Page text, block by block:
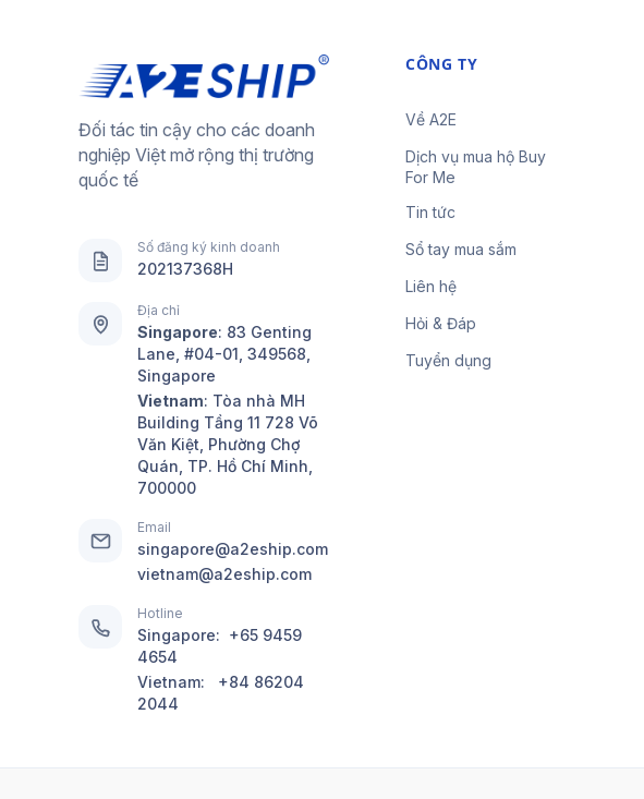
Đối tác tin cậy cho các doanh
nghiệp Việt mở rộng thị trường
quốc tế
Số đăng ký kinh doanh
202137368H
Địa chỉ
Singapore: 83 Genting
Lane, #04-01, 349568,
Singapore
Vietnam: Tòa nhà MH
Building Tầng 11 728 Võ
Văn Kiệt, Phường Chợ
Quán, TP. Hồ Chí Minh,
700000
Email
singapore@a2eship.com
vietnam@a2eship.com
Hotline
Singapore: +65 9459
4654
Vietnam: +84 86204
2044
CÔNG TY
Về A2E
Dịch vụ mua hộ Buy
For Me
Tin tức
Sổ tay mua sắm
Liên hệ
Hỏi & Đáp
Tuyển dụng